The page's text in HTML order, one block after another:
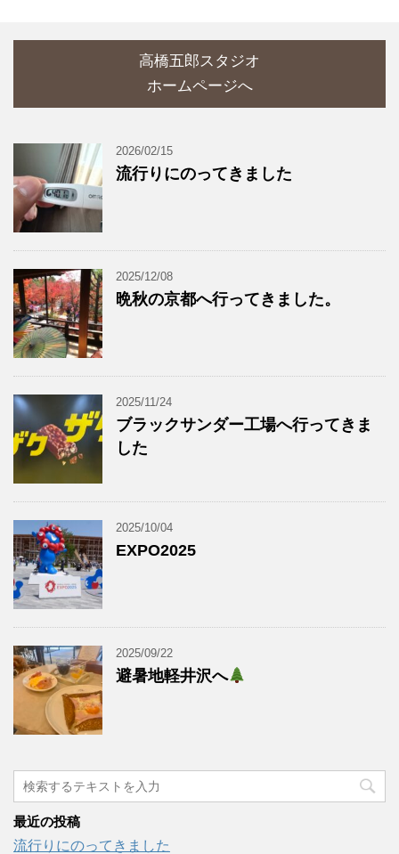
高橋五郎スタジオ
ホームページへ
2026/02/15
流行りにのってきました
2025/12/08
晩秋の京都へ行ってきました。
2025/11/24
ブラックサンダー工場へ行ってきま
した
2025/10/04
EXPO2025
2025/09/22
避暑地軽井沢へ
最近の投稿
流行りにのってきました